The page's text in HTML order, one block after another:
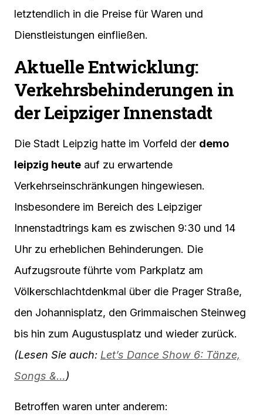
letztendlich in die Preise für Waren und
Dienstleistungen einfließen.
Aktuelle Entwicklung:
Verkehrsbehinderungen in
der Leipziger Innenstadt
Die Stadt Leipzig hatte im Vorfeld der demo
leipzig heute auf zu erwartende
Verkehrseinschränkungen hingewiesen.
Insbesondere im Bereich des Leipziger
Innenstadtrings kam es zwischen 9:30 und 14
Uhr zu erheblichen Behinderungen. Die
Aufzugsroute führte vom Parkplatz am
Völkerschlachtdenkmal über die Prager Straße,
den Johannisplatz, den Grimmaischen Steinweg
bis hin zum Augustusplatz und wieder zurück.
(Lesen Sie auch: Let’s Dance Show 6: Tänze,
Songs &…)
Betroffen waren unter anderem: